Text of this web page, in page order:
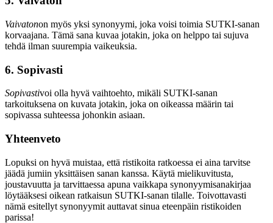
Vaivatonon myös yksi synonyymi, joka voisi toimia SUTKI-sanan
korvaajana. Tämä sana kuvaa jotakin, joka on helppo tai sujuva
tehdä ilman suurempia vaikeuksia.
6. Sopivasti
Sopivastivoi olla hyvä vaihtoehto, mikäli SUTKI-sanan
tarkoituksena on kuvata jotakin, joka on oikeassa määrin tai
sopivassa suhteessa johonkin asiaan.
Yhteenveto
Lopuksi on hyvä muistaa, että ristikoita ratkoessa ei aina tarvitse
jäädä jumiin yksittäisen sanan kanssa. Käytä mielikuvitusta,
joustavuutta ja tarvittaessa apuna vaikkapa synonyymisanakirjaa
löytääksesi oikean ratkaisun SUTKI-sanan tilalle. Toivottavasti
nämä esitellyt synonyymit auttavat sinua eteenpäin ristikoiden
parissa!